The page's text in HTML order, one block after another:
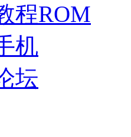
程ROM
机
坛